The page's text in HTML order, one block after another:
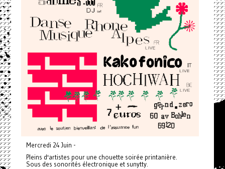
Mercredi 24 Juin -
Pleins d'artistes pour une chouette soirée printanière.
Sous des sonorités électronique et sunytty.